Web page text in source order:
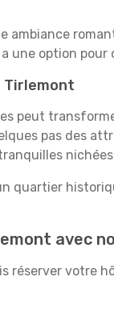
ambiance
une option pour
Tirlemont
peut
pas des
quartier
avec
réserver votre